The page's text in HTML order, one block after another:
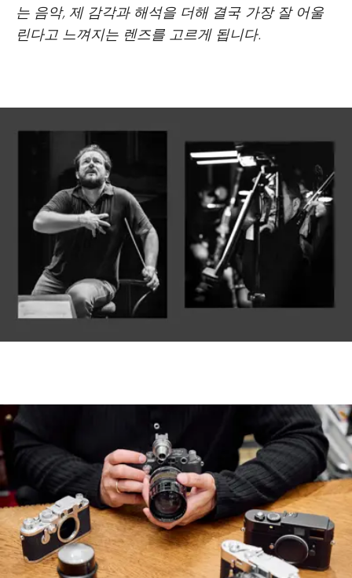
는 음악, 제 감각과 해석을 더해 결국 가장 잘 어울
린다고 느껴지는 렌즈를 고르게 됩니다.